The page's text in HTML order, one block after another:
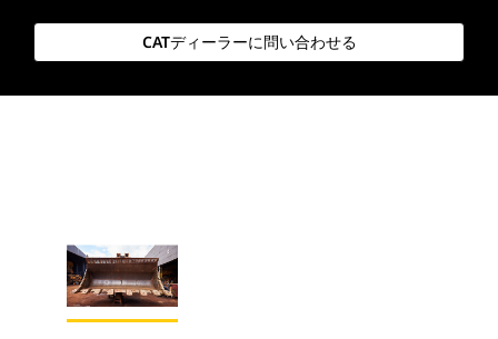
CATディーラーに問い合わせる